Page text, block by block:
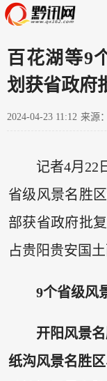
百花湖等9
划获省政府
2024-04-23 11:12 来源
记者4月22
省级风景名胜
部获省政府批
占贵阳贵安国土
9个省级
开阳风景
纸沟风景名胜